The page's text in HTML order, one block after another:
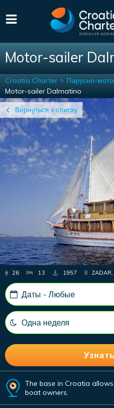
Motor-sailer
Вернуться к списку
Croatia Charter
Парусно-
Motor-sailer Dalmatino
26 13 1957
The base in Croatia
boat owners.